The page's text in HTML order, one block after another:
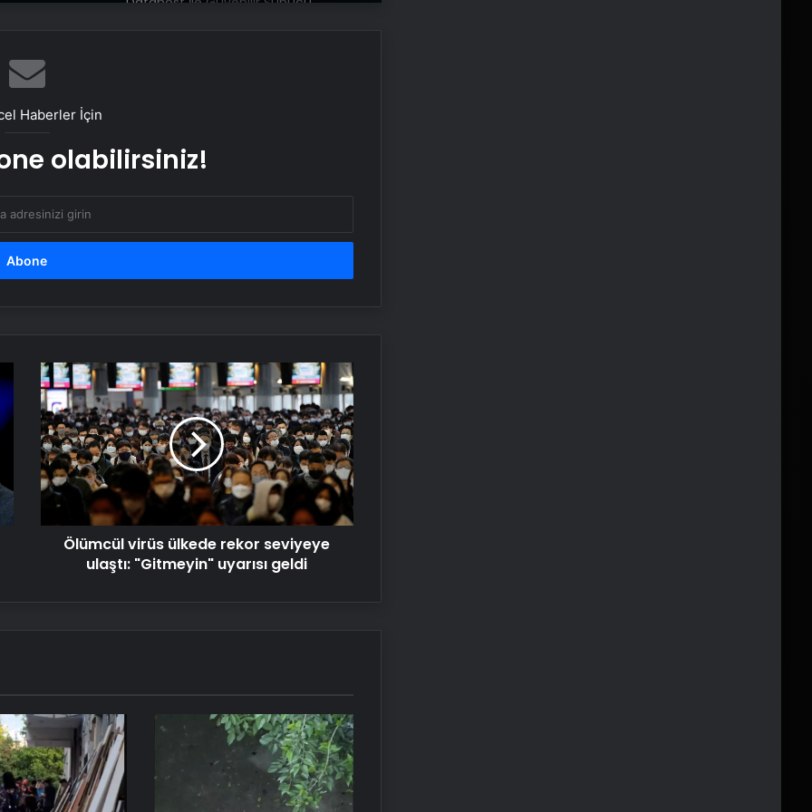
Esenyurt’ta Servis Aracının Çarptığı
Antalya’da Korku Evinde Yangın: 3
Serjoy : Dijital Medya Ajansı, Google
Reklam Ajansı, SEO Ajansı ve Web
Tasarım Ajansı
UETDS Nedir ? Uetds.com İle Akıllı
Dijital Taşımacılık Yazılımı
Yeni Dünya Düzensizliği Çağında
Datahost İle Güvenilir Sunucu
Haberler İçin
olabilirsiniz!
Ölümcül
virüs
ülkede
rekor
seviyeye
ulaştı:
"Gitmeyin"
uyarısı
geldi
Ölümcül virüs ülkede rekor seviyeye
ulaştı: "Gitmeyin" uyarısı geldi